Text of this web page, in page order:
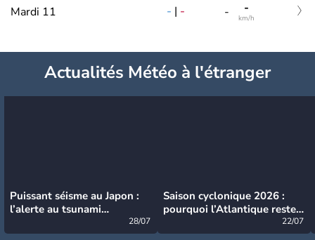
Mardi 11 - | - - -
km/h
Actualités Météo à l'étranger
Puissant séisme au Japon :
l’alerte au tsunami
28/07
Saison cyclonique 2026 :
pourquoi l’Atlantique reste
22/07